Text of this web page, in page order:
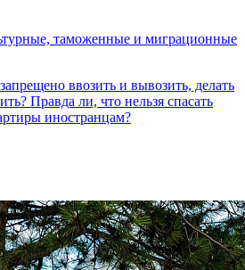
таможенные и миграционные
ввозить и вывозить, делать
Правда ли, что нельзя спасать
иностранцам?